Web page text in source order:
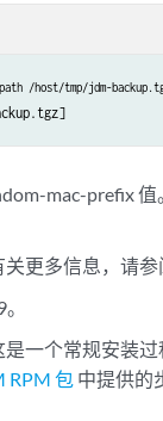
/host/tmp/jdm-
mac-prefix
更多信息，请参
是一个常规安装
RPM 包 中提供的